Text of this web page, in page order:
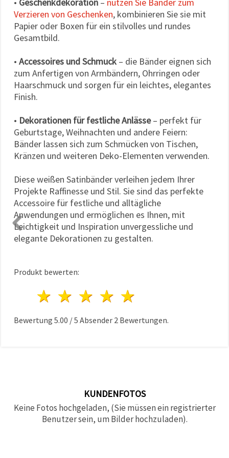
Verzieren von Geschenken, kombinieren Sie sie mit
Papier oder Boxen für ein stilvolles und rundes
Gesamtbild.
• Accessoires und Schmuck – die Bänder eignen sich
zum Anfertigen von Armbändern, Ohrringen oder
Haarschmuck und sorgen für ein leichtes, elegantes
Finish.
• Dekorationen für festliche Anlässe– perfekt für
Geburtstage, Weihnachten und andere Feiern:
Bänder lassen sich zum Schmücken von Tischen,
Kränzen und weiteren Deko-Elementen verwenden.
Diese weißen Satinbänder verleihen jedem Ihrer
Projekte Raffinesse und Stil. Sie sind das perfekte
Accessoire für festliche und alltägliche
Anwendungen und ermöglichen es Ihnen, mit
Leichtigkeit und Inspiration unvergessliche und
elegante Dekorationen zu gestalten.
Produkt bewerten:
4 Sterne
3 Sterne
2 Sterne
1 Stern
Bewertung 5.00 /5 Absender 2 Bewertungen.
KUNDENFOTOS
Keine Fotos hochgeladen, (Sie müssen ein registrierter
Benutzer sein, um Bilder hochzuladen).